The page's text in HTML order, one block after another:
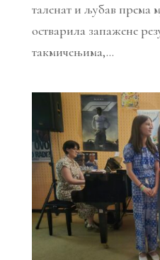
таленат и љубав према
остварила запажене
такмичењима,...